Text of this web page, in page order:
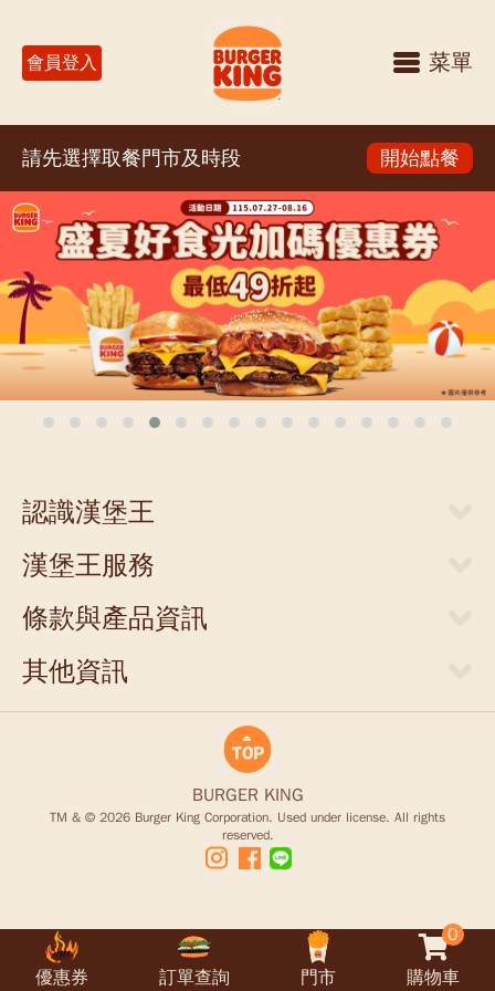
會員登入 菜單
請先選擇取餐門市及時段 開始點餐
優惠券 訂單查詢 門市
0
購物車
認識漢堡王
關於漢堡王
新聞中心
人才招募
聯絡我們
商業合作
漢堡王服務
當期優惠券
外送服務
門市清單
條款與產品資訊
網站隱私權聲明
食物營養成分參考表
其他資訊
豪點王服務調整說明
King Card儲值卡退款說明
BURGER KING
TM & © 2026 Burger King Corporation. Used under license. All rights
reserved.